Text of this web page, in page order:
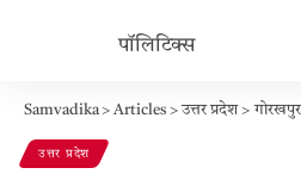
पॉलिटिक्स
Samvadika>Articles >उत्तर प्रदेश>गोरखपुर: बहन से प्रेम
उत्तर प्रदेश